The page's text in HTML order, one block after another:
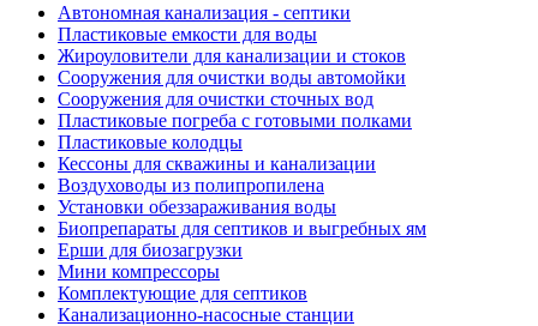
Автономная канализация - септики
Пластиковые емкости для воды
Жироуловители для канализации и стоков
Сооружения для очистки воды автомойки
Сооружения для очистки сточных вод
Пластиковые погреба с готовыми полками
Пластиковые колодцы
Кессоны для скважины и канализации
Воздуховоды из полипропилена
Установки обеззараживания воды
Биопрепараты для септиков и выгребных ям
Ерши для биозагрузки
Мини компрессоры
Комплектующие для септиков
Канализационно-насосные станции